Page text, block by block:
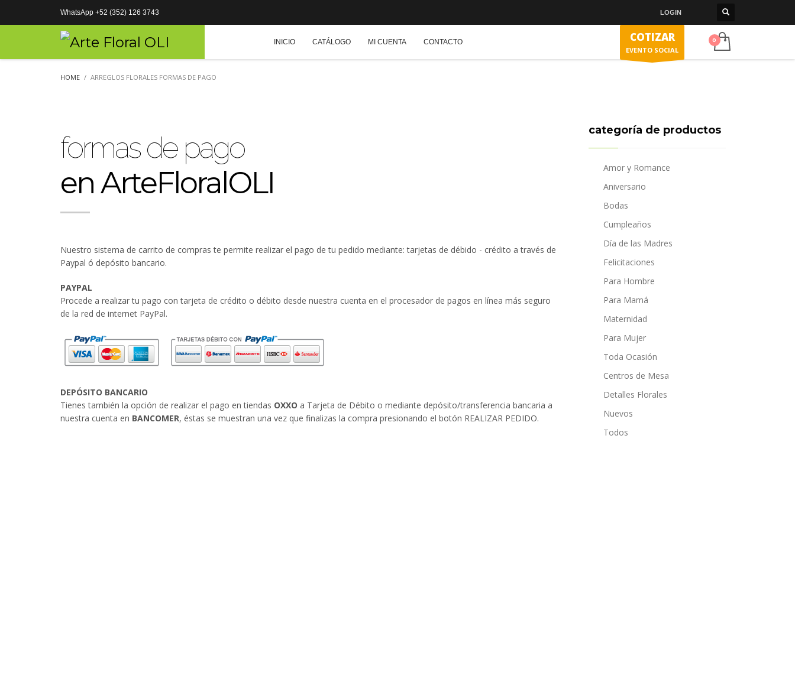
WhatsApp +52 (352) 126 3743 LOGIN
INICIO CATÁLOGO MI CUENTA CONTACTO COTIZAR
EVENTO SOCIAL
HOME ARREGLOS FLORALES FORMAS DE PAGO
formas de pago
en ArteFloralOLI
Nuestro sistema de carrito de compras te permite realizar el pago de tu pedido mediante: tarjetas de débido - crédito a través de
Paypal ó depósito bancario.
PAYPAL
Procede a realizar tu pago con tarjeta de crédito o débito desde nuestra cuenta en el procesador de pagos en línea más seguro
de la red de internet PayPal.
DEPÓSITO BANCARIO
Tienes también la opción de realizar el pago en tiendas OXXO a Tarjeta de Débito o mediante depósito/transferencia bancaria a
nuestra cuenta en BANCOMER, éstas se muestran una vez que finalizas la compra presionando el botón REALIZAR PEDIDO.
categoría de productos
Amor y Romance
Aniversario
Bodas
Cumpleaños
Día de las Madres
Felicitaciones
Para Hombre
Para Mamá
Maternidad
Para Mujer
Toda Ocasión
Centros de Mesa
Detalles Florales
Nuevos
Todos